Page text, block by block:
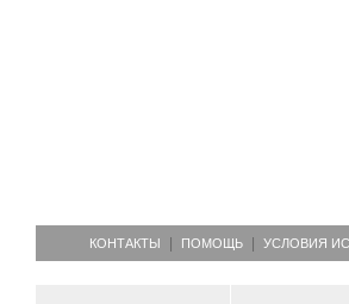
КОНТАКТЫ ПОМОЩЬ УСЛОВИЯ